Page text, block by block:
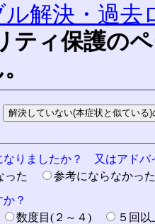
解決・過去
ティ保護の
なりましたか？ 又はアドバ
った
参考にならなか
？
数度目(２～４) ５回